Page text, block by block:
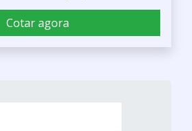
Cotar agora